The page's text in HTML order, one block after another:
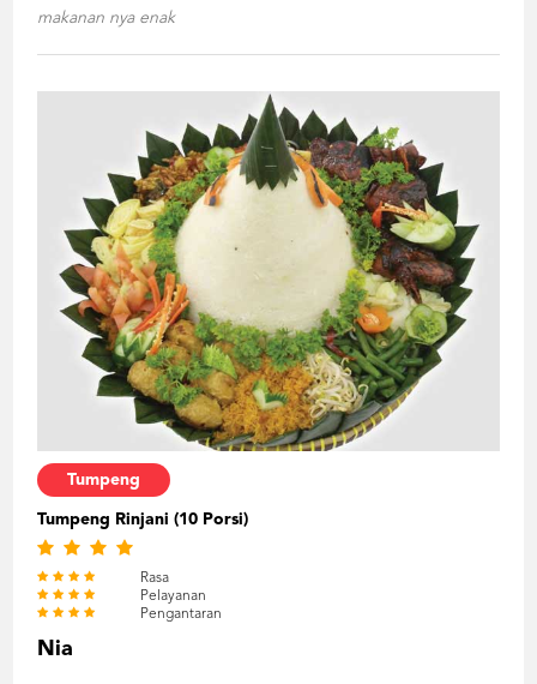
makanan nya enak
Tumpeng
Tumpeng Rinjani (10 Porsi)
Rasa
Pelayanan
Pengantaran
Nia